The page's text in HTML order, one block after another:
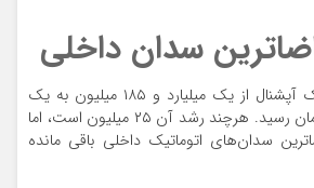
سدان داخلی
دنا پلاس توربو اتوماتیک آپشنال از یک میلیارد و ۱۸۵ میلیون به یک
میلیارد و ۲۱۰ میلیون تومان رسید. هرچند رشد آن ۲۵ میلیون است، اما
سدان‌های اتوماتیک داخلی باقی مانده